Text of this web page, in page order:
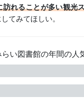
訪れることが多い観光
てみてほしい。
い図書館の年間の人